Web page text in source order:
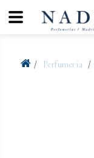
Perfumería